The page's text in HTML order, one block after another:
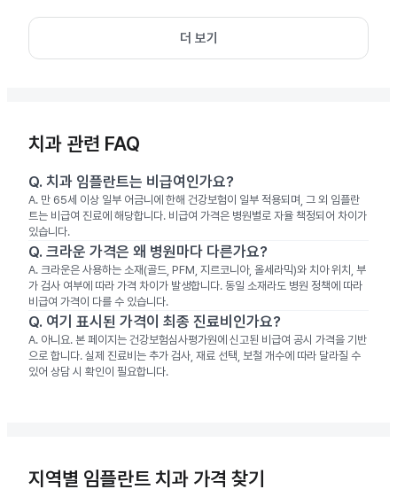
더 보기
치과 관련 FAQ
Q. 치과 임플란트는 비급여인가요?
A. 만 65세 이상 일부 어금니에 한해 건강보험이 일부 적용되며, 그 외 임플란
트는 비급여 진료에 해당합니다. 비급여 가격은 병원별로 자율 책정되어 차이가
있습니다.
Q. 크라운 가격은 왜 병원마다 다른가요?
A. 크라운은 사용하는 소재(골드, PFM, 지르코니아, 올세라믹)와 치아 위치, 부
가 검사 여부에 따라 가격 차이가 발생합니다. 동일 소재라도 병원 정책에 따라
비급여 가격이 다를 수 있습니다.
Q. 여기 표시된 가격이 최종 진료비인가요?
A. 아니요. 본 페이지는 건강보험심사평가원에 신고된 비급여 공시 가격을 기반
으로 합니다. 실제 진료비는 추가 검사, 재료 선택, 보철 개수에 따라 달라질 수
있어 상담 시 확인이 필요합니다.
지역별 임플란트 치과 가격 찾기